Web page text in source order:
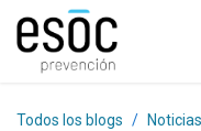
Todos los blogs